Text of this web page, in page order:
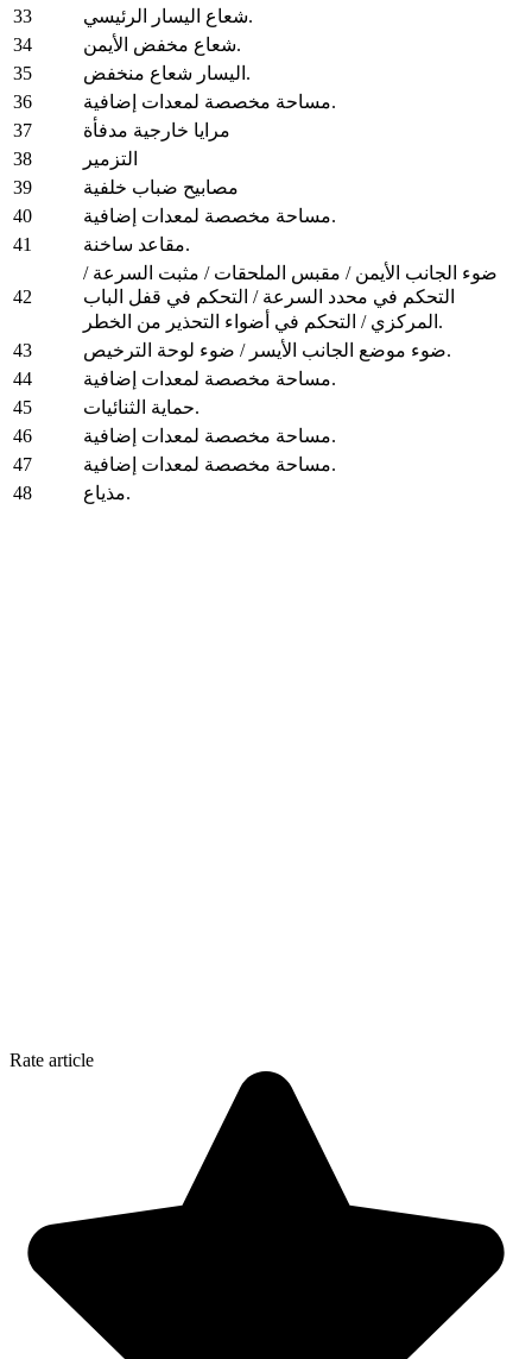
33
شعاع اليسار الرئيسي.
34
شعاع مخفض الأيمن.
35
اليسار شعاع منخفض.
36
مساحة مخصصة لمعدات إضافية.
37
مرايا خارجية مدفأة
38
التزمير
39
مصابيح ضباب خلفية
40
مساحة مخصصة لمعدات إضافية.
41
مقاعد ساخنة.
42
ضوء الجانب الأيمن / مقبس الملحقات / مثبت السرعة /
التحكم في محدد السرعة / التحكم في قفل الباب
المركزي / التحكم في أضواء التحذير من الخطر.
43
ضوء موضع الجانب الأيسر / ضوء لوحة الترخيص.
44
مساحة مخصصة لمعدات إضافية.
45
حماية الثنائيات.
46
مساحة مخصصة لمعدات إضافية.
47
مساحة مخصصة لمعدات إضافية.
48
مذياع.
Rate article